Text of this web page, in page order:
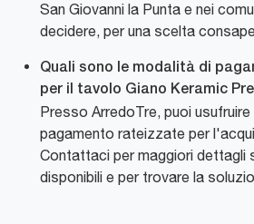
San Giovanni la Punta e nei
decidere, per una scelta
Quali sono le modalità di
per il tavolo Giano Keramic
Presso ArredoTre, puoi
pagamento rateizzate per
Contattaci per maggiori dettagli
disponibili e per trovare la